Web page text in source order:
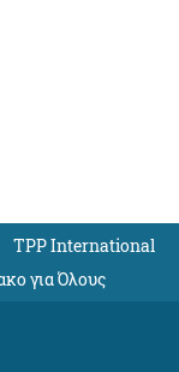
TPP International
για Όλους